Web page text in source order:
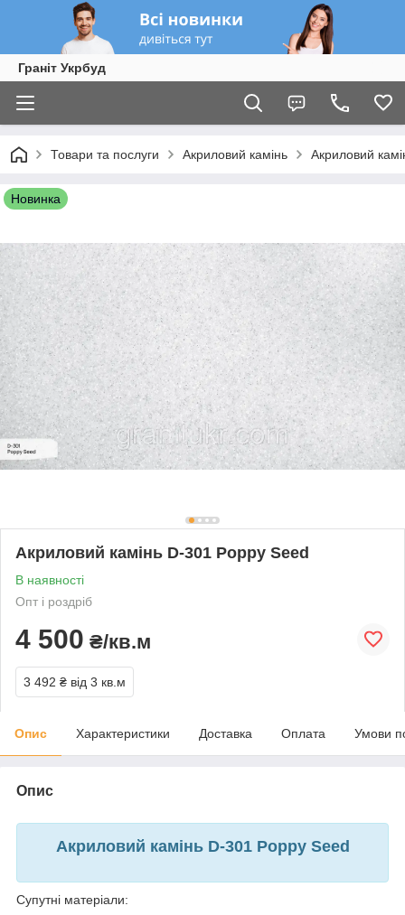
Граніт Укрбуд
Товари та послуги Акриловий камінь Акриловий
Новинка
Акриловий камінь D-301 Poppy Seed
В наявності
Опт і роздріб
4 500 ₴/кв.м
3 492 ₴ від 3 кв.м
Опис Характеристики Доставка Оплата Умови
Опис
Акриловий камінь D-301 Poppy Seed
Супутні матеріали: